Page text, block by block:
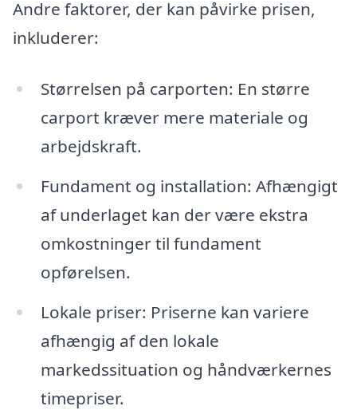
Andre faktorer, der kan påvirke prisen,
inkluderer:
Størrelsen på carporten: En større
carport kræver mere materiale og
arbejdskraft.
Fundament og installation: Afhængigt
af underlaget kan der være ekstra
omkostninger til fundament
opførelsen.
Lokale priser: Priserne kan variere
afhængig af den lokale
markedssituation og håndværkernes
timepriser.